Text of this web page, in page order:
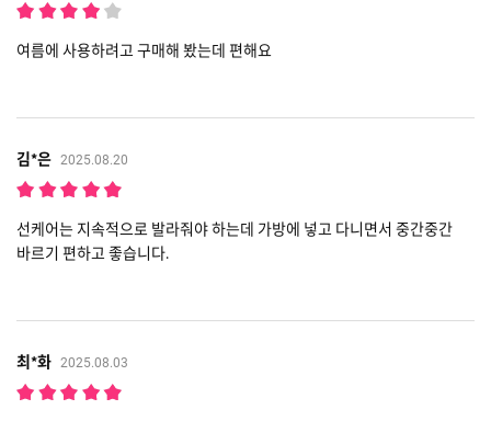
여름에 사용하려고 구매해 봤는데 편해요
김*은 2025.08.20
선케어는 지속적으로 발라줘야 하는데 가방에 넣고 다니면서 중간중간
바르기 편하고 좋습니다.
최*화 2025.08.03